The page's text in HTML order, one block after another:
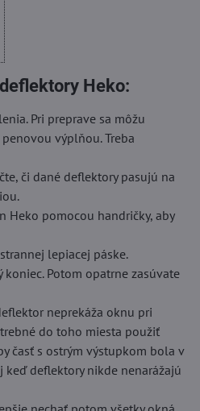
Heko:
Pri preprave sa môžu
výplňou. Treba
či dané deflektory pasujú na
Heko pomocou handričky, aby
lepiacej páske.
Potom opatrne zasúvate
neprekáža oknu pri
do toho miesta použiť
časť s ostrým výstupkom bola v
keď deflektory nikde nenarážajú